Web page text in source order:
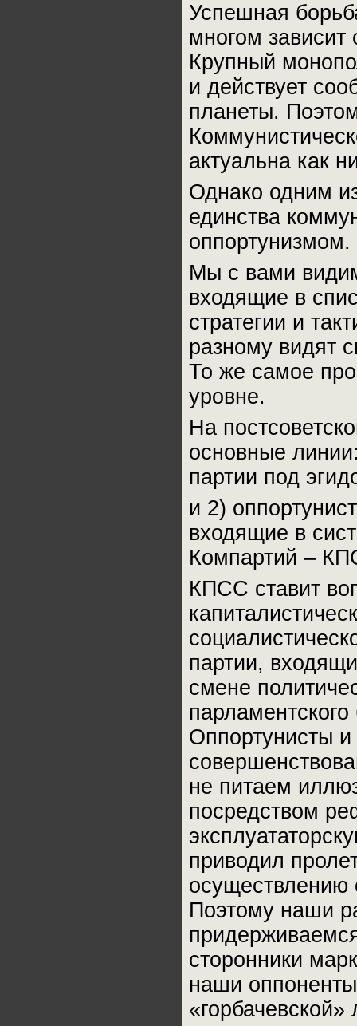
Успешная
многом зависит
Крупный
и действует
планеты.
актуальна как
Однако одним
единства
оппортунизмом.
Мы с вами
входящие в
стратегии и
разному видят
То же самое
уровне.
На
основные
партии под
и 2)
входящие в
Компартий –
КПСС ставит
партии,
смене
Оппортунисты и
не питаем
посредством
приводил
осуществлению
Поэтому наши
сторонники
наши
«горбачевской»